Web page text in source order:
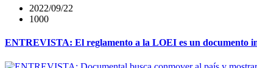
2022/09/22
1000
ENTREVISTA: El reglamento a la LOEI es un documento